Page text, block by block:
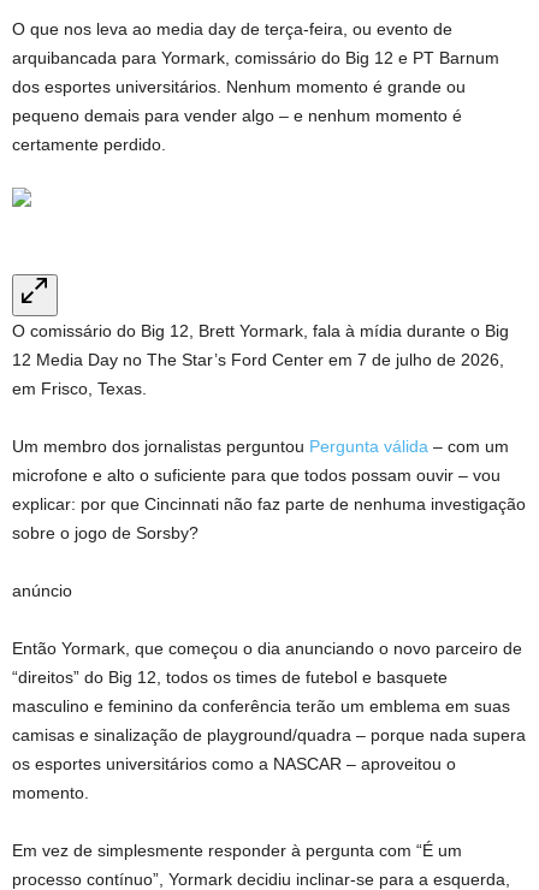
O que nos leva ao media day de terça-feira, ou evento de
arquibancada para Yormark, comissário do Big 12 e PT Barnum
dos esportes universitários. Nenhum momento é grande ou
pequeno demais para vender algo – e nenhum momento é
certamente perdido.
O comissário do Big 12, Brett Yormark, fala à mídia durante o Big
12 Media Day no The Star’s Ford Center em 7 de julho de 2026,
em Frisco, Texas.
Um membro dos jornalistas perguntou Pergunta válida – com um
microfone e alto o suficiente para que todos possam ouvir – vou
explicar: por que Cincinnati não faz parte de nenhuma investigação
sobre o jogo de Sorsby?
anúncio
Então Yormark, que começou o dia anunciando o novo parceiro de
“direitos” do Big 12, todos os times de futebol e basquete
masculino e feminino da conferência terão um emblema em suas
camisas e sinalização de playground/quadra – porque nada supera
os esportes universitários como a NASCAR – aproveitou o
momento.
Em vez de simplesmente responder à pergunta com “É um
processo contínuo”, Yormark decidiu inclinar-se para a esquerda,